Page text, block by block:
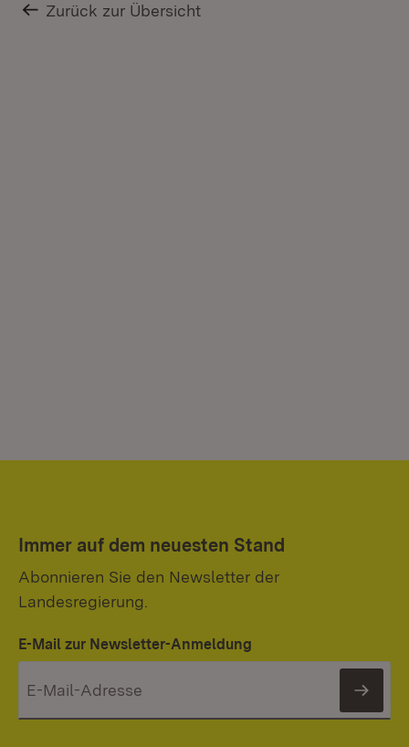
Zurück zur Übersicht
Immer auf dem neuesten Stand
Abonnieren Sie den Newsletter der
Landesregierung.
E-Mail zur Newsletter-Anmeldung